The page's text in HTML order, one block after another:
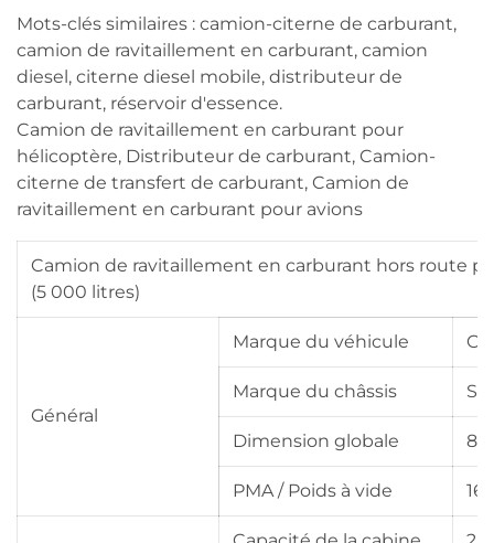
Mots-clés similaires : camion-citerne de carburant,
camion de ravitaillement en carburant, camion
diesel, citerne diesel mobile, distributeur de
carburant, réservoir d'essence.
Camion de ravitaillement en carburant pour
hélicoptère, Distributeur de carburant, Camion-
citerne de transfert de carburant, Camion de
ravitaillement en carburant pour avions
Camion de ravitaillement en carburant hors route
(5 000 litres)
Général
Marque du véhicule
Marque du châssis
Dimension globale
PMA / Poids à vide 16